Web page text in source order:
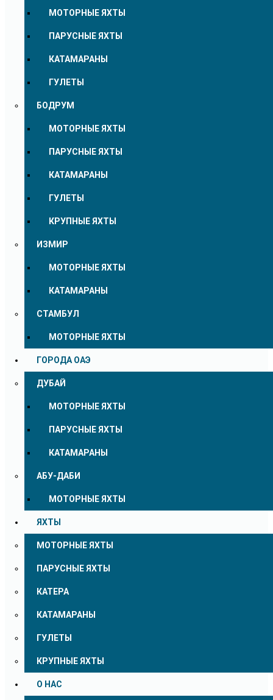
МОТОРНЫЕ ЯХТЫ
ПАРУСНЫЕ ЯХТЫ
КАТАМАРАНЫ
ГУЛЕТЫ
БОДРУМ
МОТОРНЫЕ ЯХТЫ
ПАРУСНЫЕ ЯХТЫ
КАТАМАРАНЫ
ГУЛЕТЫ
КРУПНЫЕ ЯХТЫ
ИЗМИР
МОТОРНЫЕ ЯХТЫ
КАТАМАРАНЫ
СТАМБУЛ
МОТОРНЫЕ ЯХТЫ
ГОРОДА ОАЭ
ДУБАЙ
МОТОРНЫЕ ЯХТЫ
ПАРУСНЫЕ ЯХТЫ
КАТАМАРАНЫ
АБУ-ДАБИ
МОТОРНЫЕ ЯХТЫ
ЯХТЫ
МОТОРНЫЕ ЯХТЫ
ПАРУСНЫЕ ЯХТЫ
КАТЕРА
КАТАМАРАНЫ
ГУЛЕТЫ
КРУПНЫЕ ЯХТЫ
О НАС